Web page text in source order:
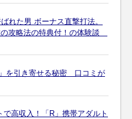
れた男 ボーナス直撃打法。
攻略法の特典付！の体験談
を引き寄せる秘密 口コミが
高収入！「R」携帯アダルト